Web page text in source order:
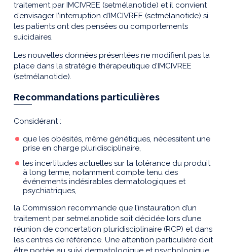
traitement par IMCIVREE (setmélanotide) et il convient
d’envisager l’interruption d’IMCIVREE (setmélanotide) si
les patients ont des pensées ou comportements
suicidaires.
Les nouvelles données présentées ne modifient pas la
place dans la stratégie thérapeutique d’IMCIVREE
(setmélanotide).
Recommandations particulières
Considérant :
que les obésités, même génétiques, nécessitent une
prise en charge pluridisciplinaire,
les incertitudes actuelles sur la tolérance du produit
à long terme, notamment compte tenu des
événements indésirables dermatologiques et
psychiatriques,
la Commission recommande que l’instauration d’un
traitement par setmelanotide soit décidée lors d’une
réunion de concertation pluridisciplinaire (RCP) et dans
les centres de référence. Une attention particulière doit